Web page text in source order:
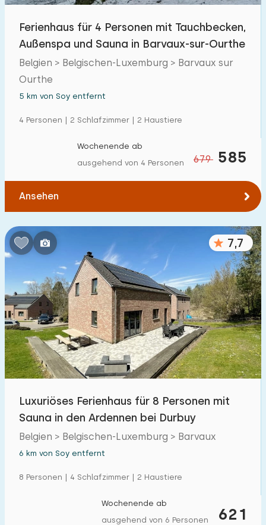
Ferienhaus für 4 Personen mit Tauchbecken,
Außenspa und Sauna in Barvaux-sur-Ourthe
Belgien > Belgischen-Luxemburg > Barvaux sur
Ourthe
5 km von Soy entfernt
4 Personen | 2 Schlafzimmer | 2 Haustiere
679 585
Wochenende ab
ausgehend von 4 Personen
Ansehen
7,7
Luxuriöses Ferienhaus für 8 Personen mit
Sauna in den Ardennen bei Durbuy
Belgien > Belgischen-Luxemburg > Barvaux
6 km von Soy entfernt
8 Personen | 4 Schlafzimmer | 2 Haustiere
621
Wochenende ab
ausgehend von 6 Personen